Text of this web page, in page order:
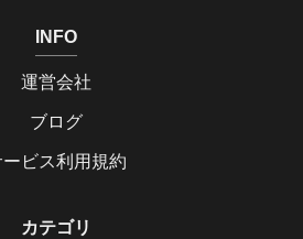
INFO
運営会社
ブログ
ービス利用規約
カテゴリ